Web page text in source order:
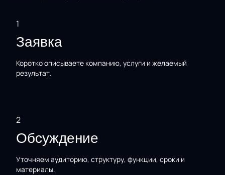
1
Заявка
Коротко описываете компанию, услуги и желаемый
результат.
2
Обсуждение
Уточняем аудиторию, структуру, функции, сроки и
материалы.